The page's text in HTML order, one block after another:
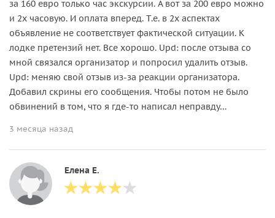
за 160 евро только час экскурсии. А вот за 200 евро можно
и 2х часовую. И оплата вперед. Т.е. в 2х аспектах
объявление не соответствует фактической ситуации. К
лодке претензий нет. Все хорошо. Upd: после отзыва со
мной связался организатор и попросил удалить отзыв.
Upd: меняю свой отзыв из-за реакции организатора.
Добавил скрины его сообщения. Чтобы потом не было
обвинений в том, что я где-то написал неправду…
3 месяца назад
Елена Е.